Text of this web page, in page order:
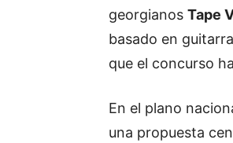
georgianos Tape
basado en
que el concurso
En el plano
una propuesta